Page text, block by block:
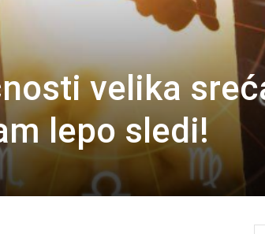
velika
lepo sledi!